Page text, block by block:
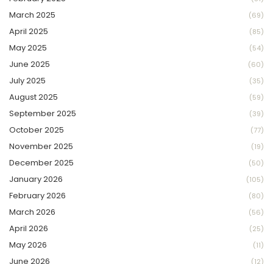
March 2025 (69)
April 2025 (85)
May 2025 (54)
June 2025 (60)
July 2025 (35)
August 2025 (59)
September 2025 (39)
October 2025 (77)
November 2025 (19)
December 2025 (50)
January 2026 (105)
February 2026 (80)
March 2026 (56)
April 2026 (25)
May 2026 (11)
June 2026 (12)